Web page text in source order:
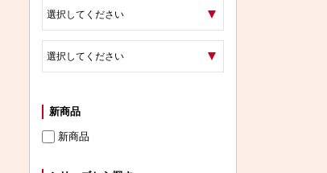
新商品
新商品